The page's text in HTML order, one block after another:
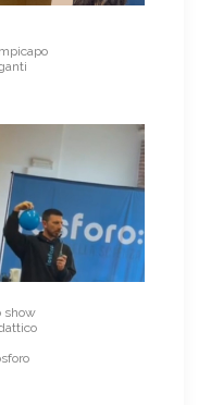
show